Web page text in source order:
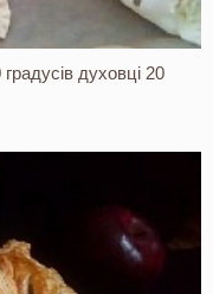
градусів духовці 20